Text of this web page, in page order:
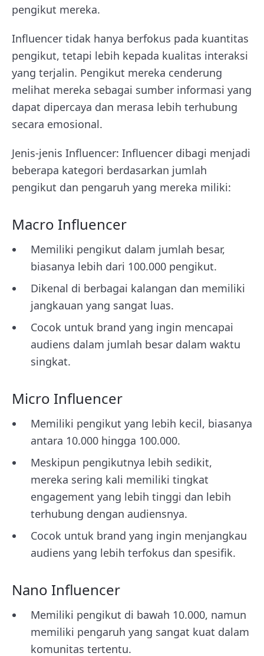
pengikut mereka.
Influencer tidak hanya berfokus pada kuantitas
pengikut, tetapi lebih kepada kualitas interaksi
yang terjalin. Pengikut mereka cenderung
melihat mereka sebagai sumber informasi yang
dapat dipercaya dan merasa lebih terhubung
secara emosional.
Jenis-jenis Influencer: Influencer dibagi menjadi
beberapa kategori berdasarkan jumlah
pengikut dan pengaruh yang mereka miliki:
Macro Influencer
Memiliki pengikut dalam jumlah besar,
biasanya lebih dari 100.000 pengikut.
Dikenal di berbagai kalangan dan memiliki
jangkauan yang sangat luas.
Cocok untuk brand yang ingin mencapai
audiens dalam jumlah besar dalam waktu
singkat.
Micro Influencer
Memiliki pengikut yang lebih kecil, biasanya
antara 10.000 hingga 100.000.
Meskipun pengikutnya lebih sedikit,
mereka sering kali memiliki tingkat
engagement yang lebih tinggi dan lebih
terhubung dengan audiensnya.
Cocok untuk brand yang ingin menjangkau
audiens yang lebih terfokus dan spesifik.
Nano Influencer
Memiliki pengikut di bawah 10.000, namun
memiliki pengaruh yang sangat kuat dalam
komunitas tertentu.